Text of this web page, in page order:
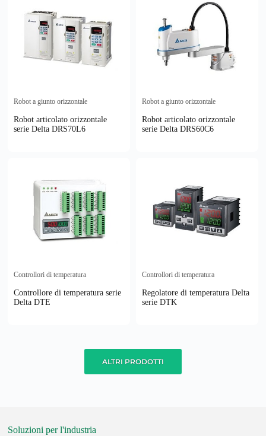
Robot a giunto orizzontale
Robot articolato orizzontale
serie Delta DRS70L6
Robot a giunto orizzontale
Robot articolato orizzontale
serie Delta DRS60C6
Controllori di temperatura
Controllore di temperatura serie
Delta DTE
Controllori di temperatura
Regolatore di temperatura Delta
serie DTK
ALTRI PRODOTTI
Soluzioni per l'industria